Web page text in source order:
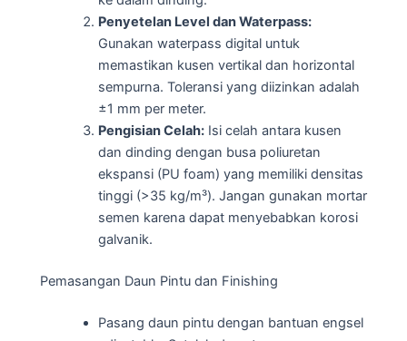
Penyetelan Level dan Waterpass:
Gunakan waterpass digital untuk
memastikan kusen vertikal dan horizontal
sempurna. Toleransi yang diizinkan adalah
±1 mm per meter.
Pengisian Celah:Isi celah antara kusen
dan dinding dengan busa poliuretan
ekspansi (PU foam) yang memiliki densitas
tinggi (>35 kg/m³). Jangan gunakan mortar
semen karena dapat menyebabkan korosi
galvanik.
Pemasangan Daun Pintu dan Finishing
Pasang daun pintu dengan bantuan engsel